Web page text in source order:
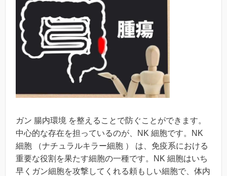
ガン 腸内環境 を整えることで防ぐことができます。
中心的な存在を担っているのが、NK 細胞です。NK
細胞 （ナチュラルキラー細胞 ） は、免疫系における
重要な役割を果たす細胞の一種です。NK 細胞はいち
早くガン細胞を攻撃してくれる頼もしい細胞で、体内